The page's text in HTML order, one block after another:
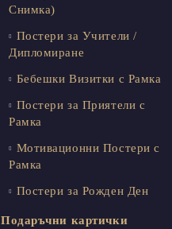
Снимка)
Постери за Учители /
Дипломиране
Бебешки Визитки с Рамка
Постери за Приятели с
Рамка
Мотивационни Постери с
Рамка
Постери за Рожден Ден
Подаръчни картички